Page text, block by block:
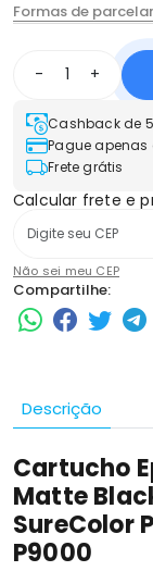
Formas de
- +
Cashback de
Pague apenas
Frete grátis
Calcular frete e
Não sei meu CEP
Compartilhe:
Descrição
Cartucho
Matte
SureColor
P9000